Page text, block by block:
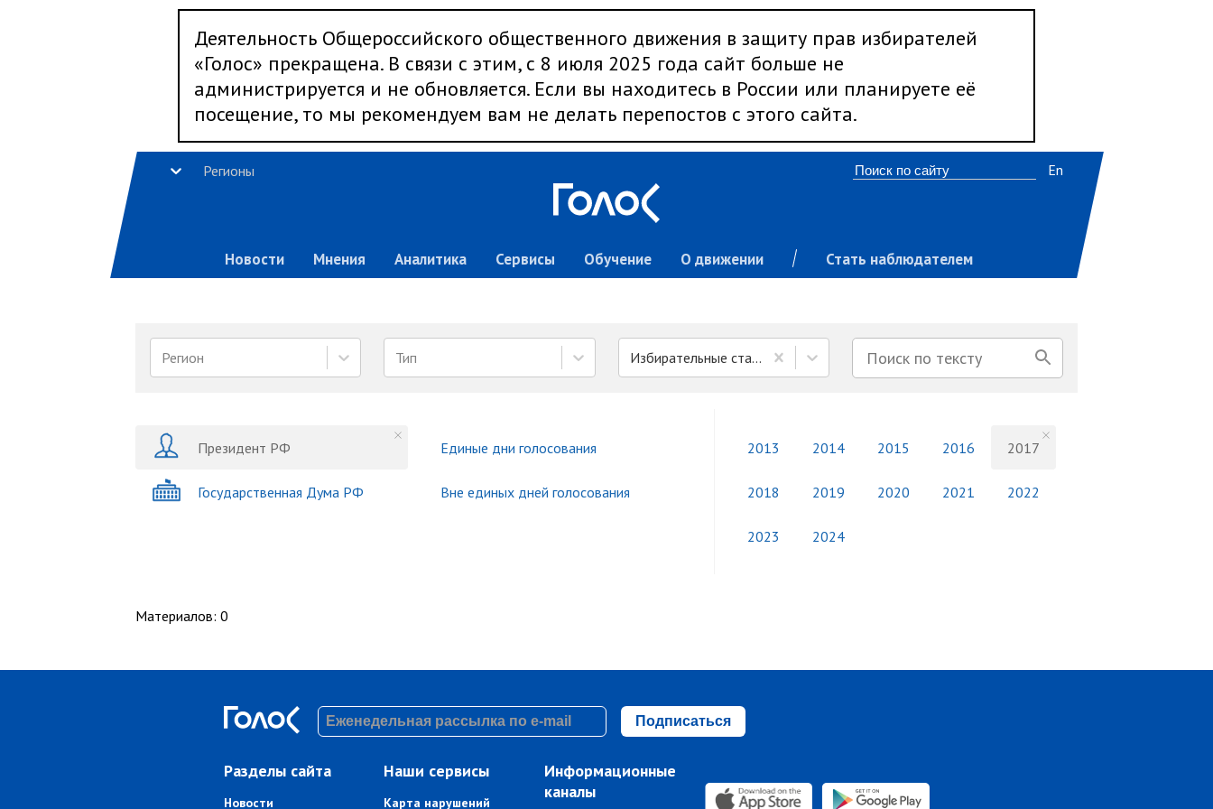
Деятельность Общероссийского общественного движения в защиту прав избирателей
«Голос» прекращена. В связи с этим, с 8 июля 2025 года сайт больше не
администрируется и не обновляется. Если вы находитесь в России или планируете её
посещение, то мы рекомендуем вам не делать перепостов с этого сайта.
Регионы
Новости Мнения Аналитика Сервисы Обучение О движении Стать наблюдателем
En
Регион Тип Избирательные стандарты
Президент РФ
Государственная Дума РФ
Единые дни голосования
Вне единых дней голосования
2013 2014 2015 2016 2017
2018 2019 2020 2021 2022
2023 2024
Материалов: 0
Подписаться
Разделы сайта
Новости
Наши сервисы
Карта нарушений
Информационные
каналы